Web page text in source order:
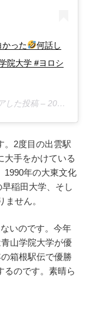
った
何話し
院大学 #ヨロシ
した投稿 – 2018年10月月11日午前5時45分PDT
。2度目の出雲駅
大手をかけている
1990年の大東文化
稲田大学、そし
せん。
いのです。今年
山学院大学が優
箱根駅伝で優勝
るのです。素晴ら